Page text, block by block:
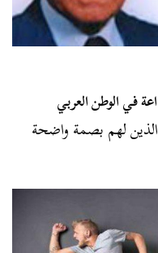
في الوطن العربي
الذين لهم بصمة واضحة